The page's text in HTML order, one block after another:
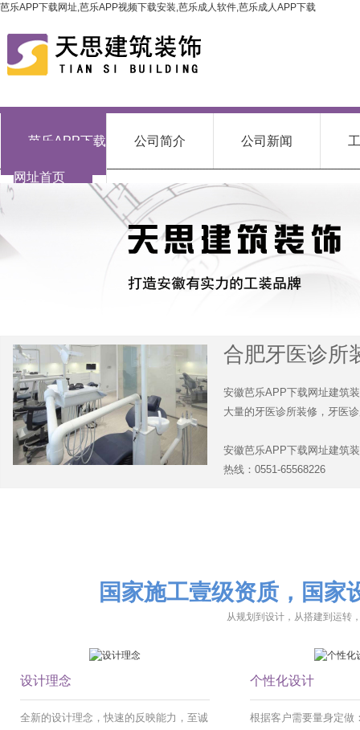
芭乐APP下载网址,芭乐APP视频下载安装,芭乐成人软件,芭乐成人APP下载
芭乐APP下载
网址首页
公司简介 公司新闻
合肥牙医诊所
安徽芭乐APP下载网址建筑装饰
大量的牙医诊所装修，牙医诊
安徽芭乐APP下载网址建筑装
热线：0551-65568226
国家施工壹级资质，国家
从规划到设计，从搭建到运
设计理念
全新的设计理念，快速的反映能力，至诚
个性化设计
根据客户需要量身定做